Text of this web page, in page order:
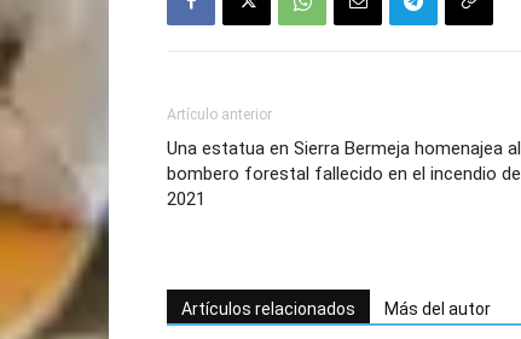
Artículo anterior
Una estatua en Sierra Bermeja homenajea al
bombero forestal fallecido en el incendio de
2021
Artículos relacionados Más del autor